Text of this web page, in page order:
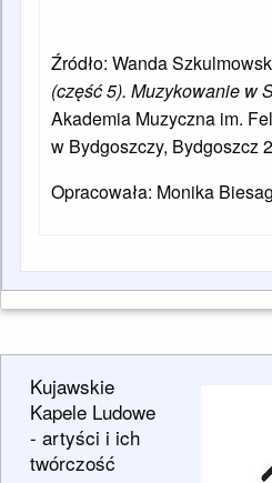
Źródło: Wanda
(część 5). Muzykowanie w
Akademia Muzyczna im.
w Bydgoszczy, Bydgoszcz
Opracowała: Monika
Kujawskie
Kapele Ludowe
- artyści i ich
twórczość